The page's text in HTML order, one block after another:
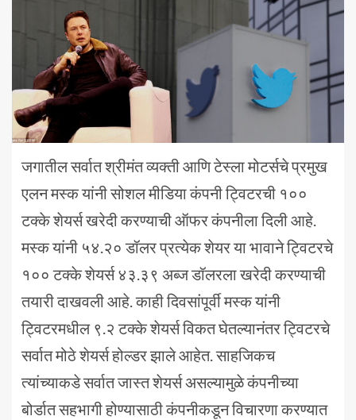
जगातील सर्वात श्रीमंत व्यक्ती आणि टेस्ला मोटर्सचे प्रमुख
एलन मस्क यांनी सोशल मीडिया कंपनी ट्विटरची १००
टक्के शेयर्स खरेदी करण्याची ऑफर कंपनीला दिली आहे.
मस्क यांनी ५४.२० डॉलर प्रत्येक शेयर या भावाने ट्विटरचे
१०० टक्के शेयर्स ४३.३९ अब्ज डॉलरला खरेदी करण्याची
तयारी दाखवली आहे. काही दिवसांपूर्वी मस्क यांनी
ट्विटरमधील ९.२ टक्के शेयर्स विकत घेतल्यानंतर ट्विटरचे
सर्वात मोठे शेयर्स होल्डर झाले आहेत. साहजिकच
त्यांच्याकडे सर्वात जास्त शेयर्स असल्यामुळे कंपनीच्या
बोर्डात सहभागी होण्यासाठी कंपनीकडून विचारणा करण्यात